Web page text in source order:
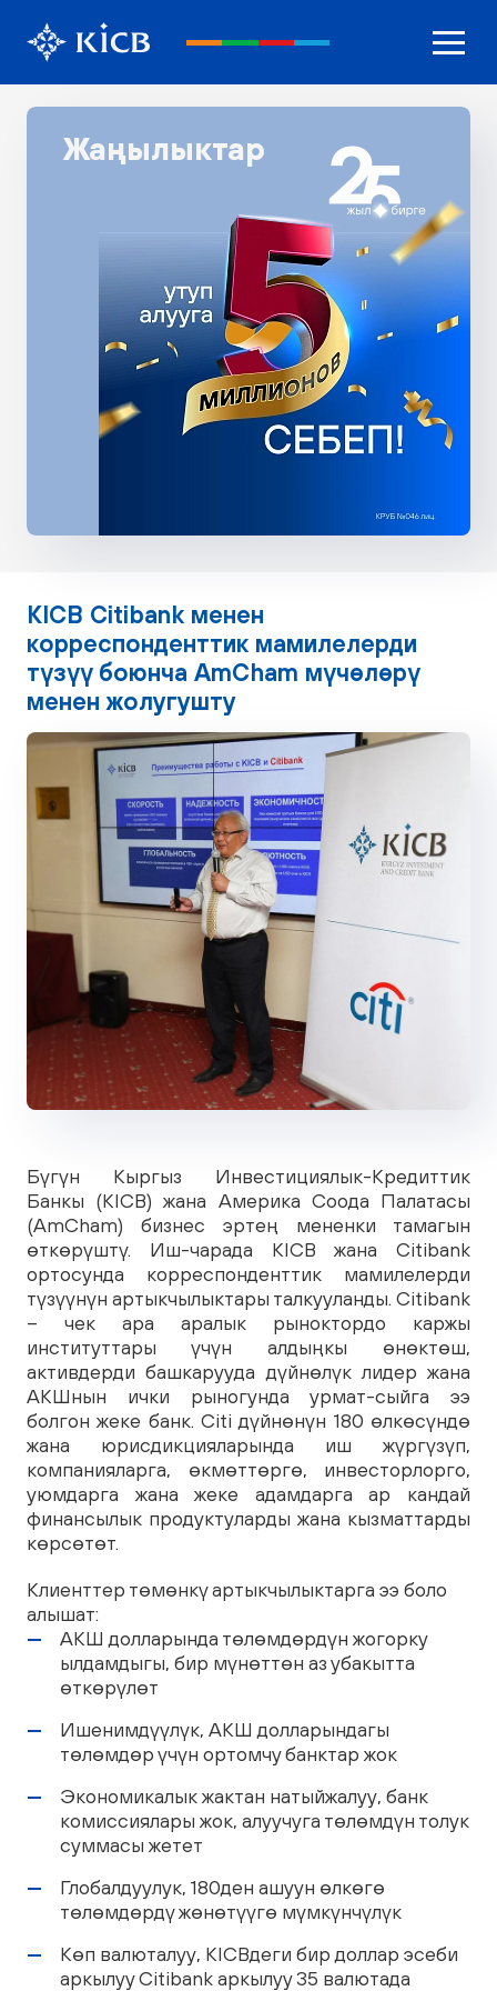
Жаңылыктар
KICB Citibank менен
корреспонденттик мамилелерди
түзүү боюнча AmCham мүчөлөрү
менен жолугушту
Бүгүн Кыргыз Инвестициялык-Кредиттик
Банкы (KICB) жана Америка Соода Палатасы
(AmCham) бизнес эртең мененки тамагын
өткөрүштү. Иш-чарада KICB жана Citibank
ортосунда корреспонденттик мамилелерди
түзүүнүн артыкчылыктары талкууланды. Citibank
– чек ара аралык рыноктордо каржы
институттары үчүн алдыңкы өнөктөш,
активдерди башкарууда дүйнөлүк лидер жана
АКШнын ички рыногунда урмат-сыйга ээ
болгон жеке банк. Citi дүйнөнүн 180 өлкөсүндө
жана юрисдикцияларында иш жүргүзүп,
компанияларга, өкмөттөргө, инвесторлорго,
уюмдарга жана жеке адамдарга ар кандай
финансылык продуктуларды жана кызматтарды
көрсөтөт.
Клиенттер төмөнкү артыкчылыктарга ээ боло
алышат:
АКШ долларында төлөмдөрдүн жогорку
ылдамдыгы, бир мүнөттөн аз убакытта
өткөрүлөт
Ишенимдүүлүк, АКШ долларындагы
төлөмдөр үчүн ортомчу банктар жок
Экономикалык жактан натыйжалуу, банк
комиссиялары жок, алуучуга төлөмдүн толук
суммасы жетет
Глобалдуулук, 180ден ашуун өлкөгө
төлөмдөрдү жөнөтүүгө мүмкүнчүлүк
Көп валюталуу, KICBдеги бир доллар эсеби
аркылуу Citibank аркылуу 35 валютада